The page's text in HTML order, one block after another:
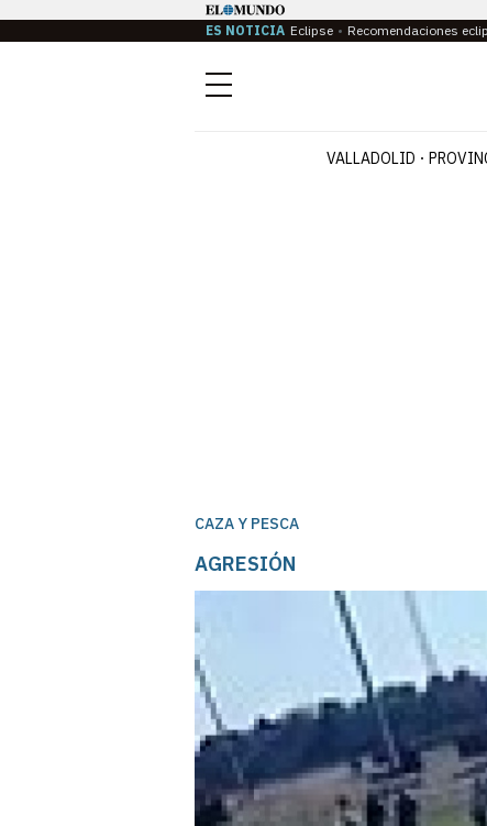
ES NOTICIA Eclipse Recomendaciones
Menú
VALLADOLID
CAZA Y PESCA
AGRESIÓN